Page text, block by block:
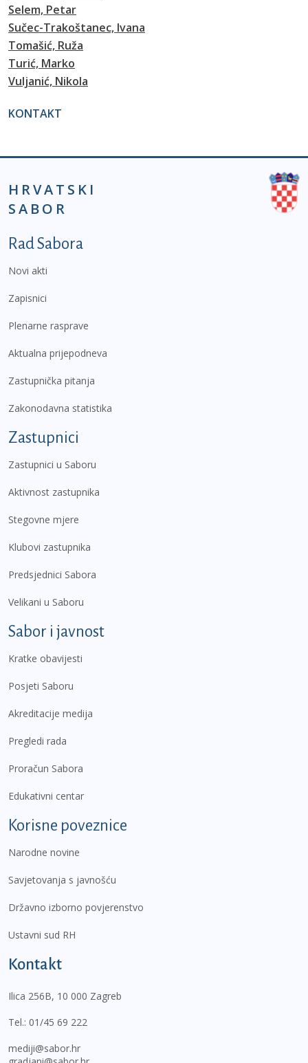
Selem, Petar
Sučec-Trakoštanec, Ivana
Tomašić, Ruža
Turić, Marko
Vuljanić, Nikola
KONTAKT
HRVATSKI
SABOR
Podnožje prvi izbornik
Rad Sabora
Novi akti
Zapisnici
Plenarne rasprave
Aktualna prijepodneva
Zastupnička pitanja
Zakonodavna statistika
Zastupnici
Zastupnici u Saboru
Aktivnost zastupnika
Stegovne mjere
Klubovi zastupnika
Predsjednici Sabora
Velikani u Saboru
Sabor i javnost
Kratke obavijesti
Posjeti Saboru
Akreditacije medija
Pregledi rada
Proračun Sabora
Edukativni centar
Korisne poveznice
Narodne novine
Savjetovanja s javnošću
Državno izborno povjerenstvo
Ustavni sud RH
Kontakt
Ilica 256B, 10 000 Zagreb
Tel.: 01/45 69 222
mediji@sabor.hr